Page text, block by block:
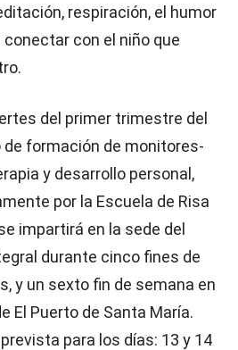
respiración, el humor
con el niño que
del primer trimestre del
formación de monitores-
y desarrollo personal,
por la Escuela de Risa
impartirá en la sede del
durante cinco fines de
y un sexto fin de semana en
El Puerto de Santa María.
para los días: 13 y 14